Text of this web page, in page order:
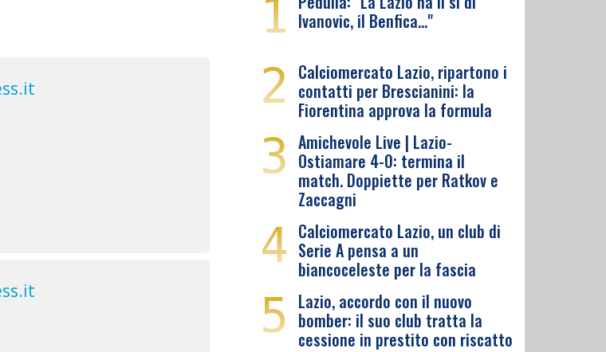
1 Ivanovic, il Benfica…"
2 Calciomercato Lazio, ripartono i
contatti per Brescianini: la
Fiorentina approva la formula
3 Amichevole Live | Lazio-
Ostiamare 4-0: termina il
match. Doppiette per Ratkov e
Zaccagni
4 Calciomercato Lazio, un club di
Serie A pensa a un
biancoceleste per la fascia
5 Lazio, accordo con il nuovo
bomber: il suo club tratta la
cessione in prestito con riscatto